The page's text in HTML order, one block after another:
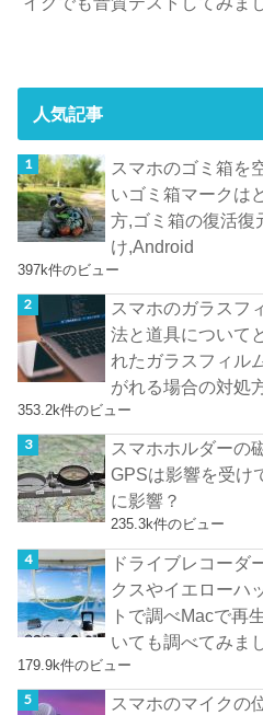
人気記事
スマホのゴミ箱を
いゴミ箱マークは
方,ゴミ箱の復活復
け,Android
397k件のビュー
スマホのガラスフ
法と道具について
れたガラスフィル
がれる場合の対処
353.2k件のビュー
スマホホルダーの
GPSは影響を受け
に影響？
235.3k件のビュー
ドライブレコーダ
クスやイエローハ
トで調べMacで再
いても調べてみま
179.9k件のビュー
スマホのマイクの